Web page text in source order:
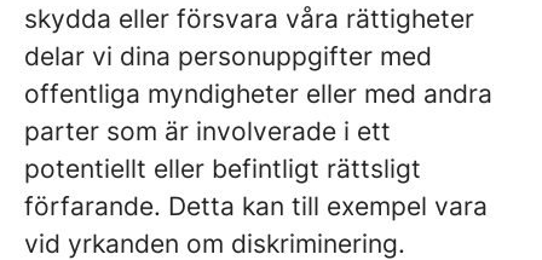
skydda eller försvara våra rättigheter
delar vi dina personuppgifter med
offentliga myndigheter eller med andra
parter som är involverade i ett
potentiellt eller befintligt rättsligt
förfarande. Detta kan till exempel vara
vid yrkanden om diskriminering.